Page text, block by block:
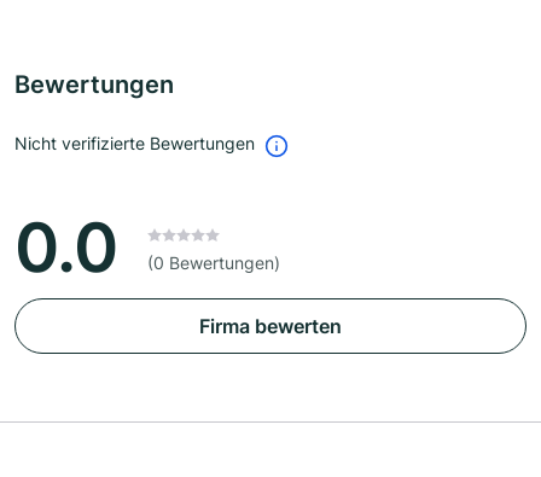
Bewertungen
Nicht verifizierte Bewertungen
0.0 (0 Bewertungen)
Firma bewerten